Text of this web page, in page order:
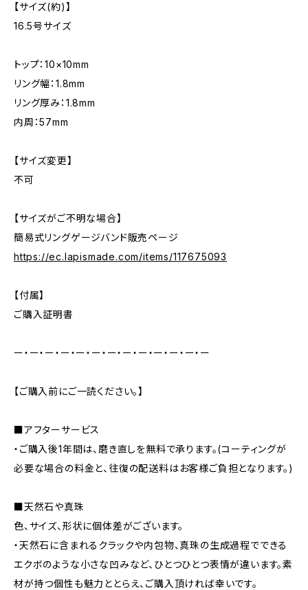
【サイズ(約)】
16.5号サイズ
トップ：10×10mm
リング幅：1.8mm
リング厚み：1.8mm
内周：57mm
【サイズ変更】
不可
【サイズがご不明な場合】
簡易式リングゲージバンド販売ページ
https://ec.lapismade.com/items/117675093
【付属】
ご購入証明書
ー・ー・ー・ー・ー・ー・ー・ー・ー・ー・ー・ー・ー
【ご購入前にご一読ください。】
■アフターサービス
・ご購入後1年間は、磨き直しを無料で承ります。(コーティングが
必要な場合の料金と、往復の配送料はお客様ご負担となります。)
■天然石や真珠
色、サイズ、形状に個体差がございます。
・天然石に含まれるクラックや内包物、真珠の生成過程でできる
エクボのような小さな凹みなど、ひとつひとつ表情が違います。素
材が持つ個性も魅力ととらえ、ご購入頂ければ幸いです。